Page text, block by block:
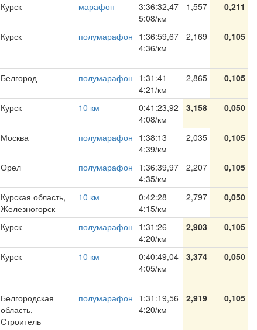
Курск марафон
3:36:32,47
5:08/км
1,557 0,211
Курск полумарафон 1:36:59,67
4:36/км
2,169 0,105
Белгород полумарафон 1:31:41
4:21/км
2,865 0,105
Курск 10 км
0:41:23,92
4:08/км
3,158 0,050
Москва полумарафон 1:38:13
4:39/км
2,035 0,105
Орел полумарафон 1:36:39,97
4:35/км
2,207 0,105
Курская область,
Железногорск
10 км
0:42:28
4:15/км
2,797 0,050
Курск полумарафон 1:31:26
4:20/км
2,903 0,105
Курск 10 км
0:40:49,04
4:05/км
3,374 0,050
Белгородская
область,
Строитель
полумарафон 1:31:19,56
4:20/км
2,919 0,105